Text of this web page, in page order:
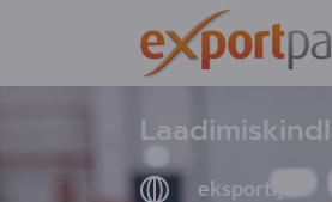
eksportijad